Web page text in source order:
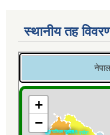
स्थानीय तह